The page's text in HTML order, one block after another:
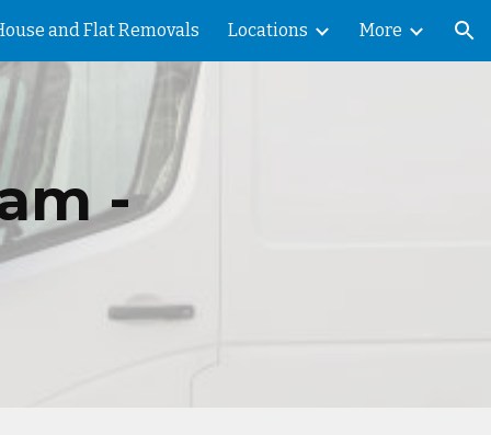
and Flat Removals Locations More
-